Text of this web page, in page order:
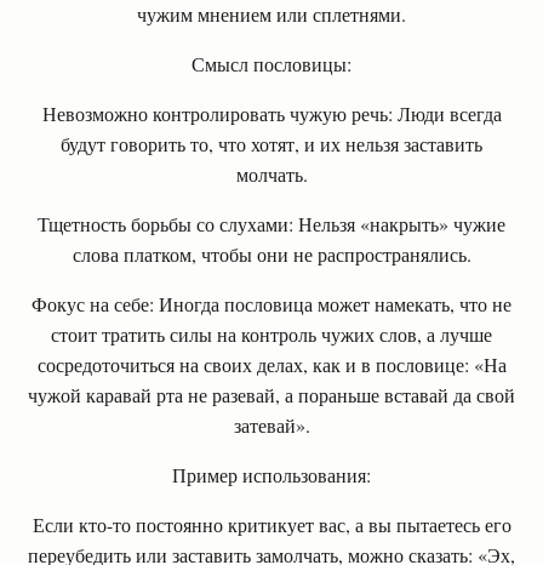
чужим мнением или сплетнями.
Смысл пословицы:
Невозможно контролировать чужую речь: Люди всегда
будут говорить то, что хотят, и их нельзя заставить
молчать.
Тщетность борьбы со слухами: Нельзя «накрыть» чужие
слова платком, чтобы они не распространялись.
Фокус на себе: Иногда пословица может намекать, что не
стоит тратить силы на контроль чужих слов, а лучше
сосредоточиться на своих делах, как и в пословице: «На
чужой каравай рта не разевай, а пораньше вставай да свой
затевай».
Пример использования:
Если кто-то постоянно критикует вас, а вы пытаетесь его
переубедить или заставить замолчать, можно сказать: «Эх,